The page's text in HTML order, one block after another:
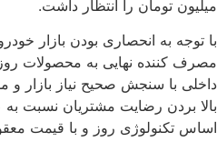
میلیون تومان را انتظار داشت.
با توجه به انحصاری بودن بازار
مصرف کننده نهایی به محصولات روز
داخلی با سنجش صحیح نیاز بازار و
بالا بردن رضایت مشتریان نسبت
اساس تکنولوژی روز و با قیمت